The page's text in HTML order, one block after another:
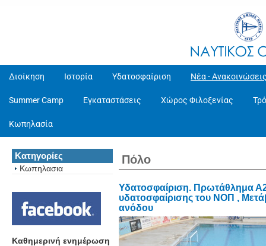
Διοίκηση Ιστορία Υδατοσφαίριση Νέα -
Summer Camp Εγκαταστάσεις Χώρος Φιλοξενίας
Κωπηλασία
Κατηγορίες
Κωπηλασια
Καθημερινή ενημέρωση
Πόλο
Υδατοσφαίριση. Πρωτάθλημα
υδατοσφαίρισης του ΝΟΠ ,
ανόδου